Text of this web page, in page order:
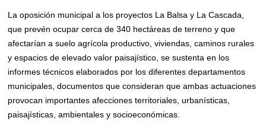
La oposición municipal a los proyectos La Balsa y La Cascada,
que prevén ocupar cerca de 340 hectáreas de terreno y que
afectarían a suelo agrícola productivo, viviendas, caminos rurales
y espacios de elevado valor paisajístico, se sustenta en los
informes técnicos elaborados por los diferentes departamentos
municipales, documentos que consideran que ambas actuaciones
provocan importantes afecciones territoriales, urbanísticas,
paisajísticas, ambientales y socioeconómicas.